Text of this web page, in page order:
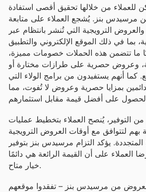
للعملاء من خلالها تحقيق أقصى استفادة
مرسيدس بنز. يُشجع العملاء على متابعة
والعروض الترويجية التي تُنشر بانتظام عبر
بما في ذلك الموقع الإلكتروني والتطبيق
ما تتضمن هذه الحملات خصومات مميزة،
وعروض حصرية على طرازات مختارة أو
كما أنهم يستفيدون من برامج الولاء التي
بمزايا حصرية وعروض لا تُفوت، مما
التوفير، يُنصح العملاء بتخطيط عمليات
بهم لتتوافق مع أوقات العروض الترويجية
المتجددة. يؤكد التزام مرسيدس بنز بتوفير
العملاء على أن القيمة الرائعة هي دائمًا
خيار متاح.
العروض من مرسيدس بنز – تفقدوا موقعهم